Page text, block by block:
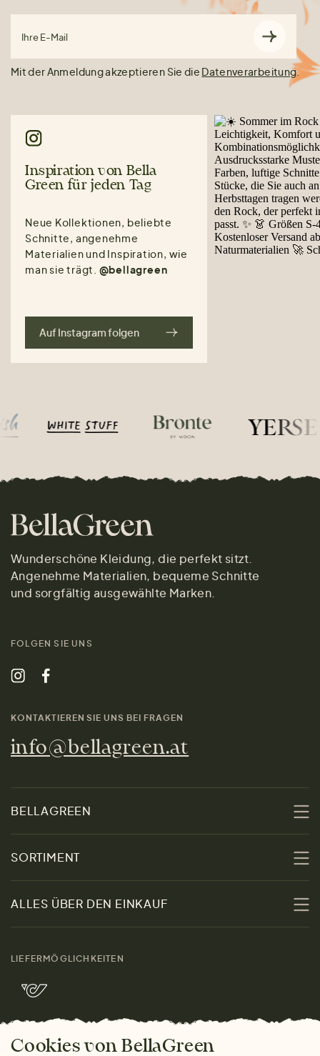
Ihre E-Mail
Mit der Anmeldung akzeptieren Sie die Datenverarbeitung.
Inspiration von Bella
Green für jeden Tag
Neue Kollektionen, beliebte
Schnitte, angenehme
Materialien und Inspiration, wie
man sie trägt. @bellagreen
Auf Instagram folgen
Wunderschöne Kleidung, die perfekt sitzt.
Angenehme Materialien, bequeme Schnitte
und sorgfältig ausgewählte Marken.
FOLGEN SIE UNS
KONTAKTIEREN SIE UNS BEI FRAGEN
info@bellagreen.at
BELLAGREEN
Über uns
Nachhaltigkeit
Kontakt
Marken
Bella Green Magazin
SORTIMENT
Sale
Damen
Herren
Wohnen
Geschenke
ALLES ÜBER DEN EINKAUF
Warum bei uns einkaufen
LIEFERMÖGLICHKEITEN
ZAHLUNGSMÖGLICHKEITEN
Cookies von BellaGreen